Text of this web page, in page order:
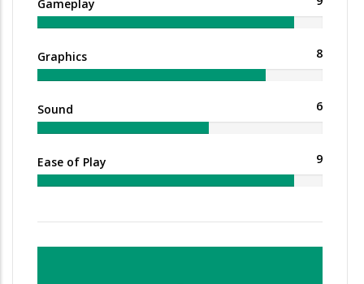
Gameplay
Graphics 8
Sound 6
Ease of Play 9